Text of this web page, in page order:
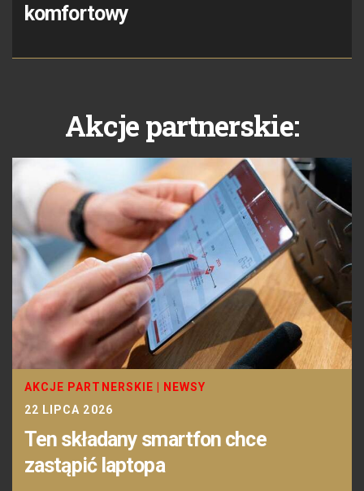
komfortowy
Akcje partnerskie:
AKCJE PARTNERSKIE
NEWSY
22 LIPCA 2026
Ten składany smartfon chce
zastąpić laptopa